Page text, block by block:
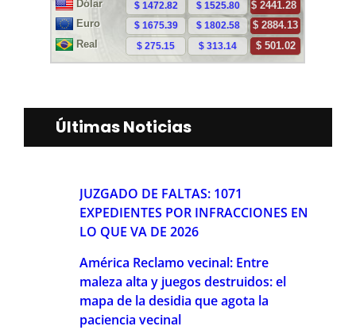
Últimas Noticias
JUZGADO DE FALTAS: 1071
EXPEDIENTES POR INFRACCIONES EN
LO QUE VA DE 2026
América Reclamo vecinal: Entre
maleza alta y juegos destruidos: el
mapa de la desidia que agota la
paciencia vecinal